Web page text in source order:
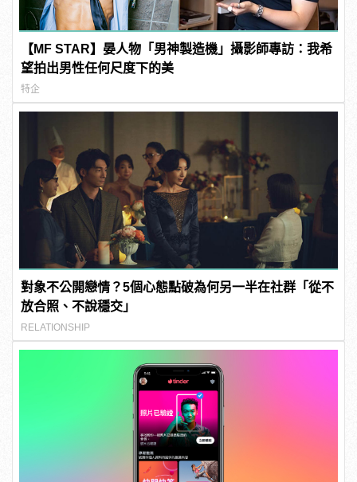
【MF STAR】晏人物「男神製造機」攝影師專訪：我希
望拍出男性任何尺度下的美
特企
對象不公開戀情？5個心態點破為何另一半在社群「從不
放合照、不說穩交」
RELATIONSHIP